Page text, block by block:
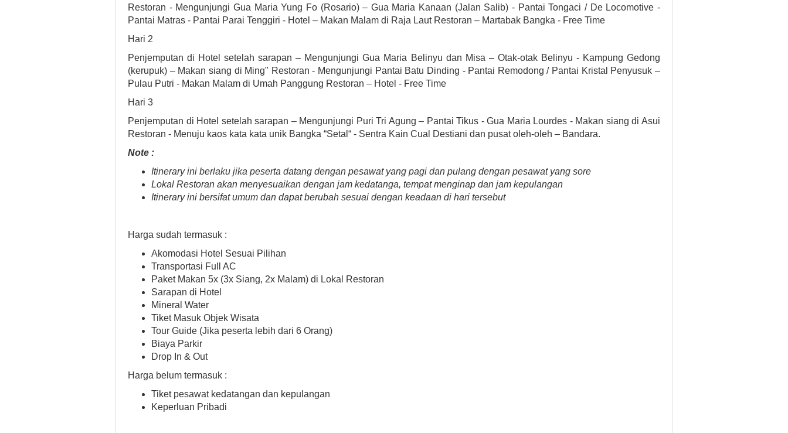
Restoran - Mengunjungi Gua Maria Yung Fo (Rosario) – Gua Maria Kanaan (Jalan Salib) - Pantai Tongaci / De Locomotive -
Pantai Matras - Pantai Parai Tenggiri - Hotel – Makan Malam di Raja Laut Restoran – Martabak Bangka - Free Time
Hari 2
Penjemputan di Hotel setelah sarapan – Mengunjungi Gua Maria Belinyu dan Misa – Otak-otak Belinyu - Kampung Gedong
(kerupuk) – Makan siang di Ming" Restoran - Mengunjungi Pantai Batu Dinding - Pantai Remodong / Pantai Kristal Penyusuk –
Pulau Putri - Makan Malam di Umah Panggung Restoran – Hotel - Free Time
Hari 3
Penjemputan di Hotel setelah sarapan – Mengunjungi Puri Tri Agung – Pantai Tikus - Gua Maria Lourdes - Makan siang di Asui
Restoran - Menuju kaos kata kata unik Bangka “Setal“ - Sentra Kain Cual Destiani dan pusat oleh-oleh – Bandara.
Note :
Itinerary ini berlaku jika peserta datang dengan pesawat yang pagi dan pulang dengan pesawat yang sore
Lokal Restoran akan menyesuaikan dengan jam kedatanga, tempat menginap dan jam kepulangan
Itinerary ini bersifat umum dan dapat berubah sesuai dengan keadaan di hari tersebut
Harga sudah termasuk :
Akomodasi Hotel Sesuai Pilihan
Transportasi Full AC
Paket Makan 5x (3x Siang, 2x Malam) di Lokal Restoran
Sarapan di Hotel
Mineral Water
Tiket Masuk Objek Wisata
Tour Guide (Jika peserta lebih dari 6 Orang)
Biaya Parkir
Drop In & Out
Harga belum termasuk :
Tiket pesawat kedatangan dan kepulangan
Keperluan Pribadi